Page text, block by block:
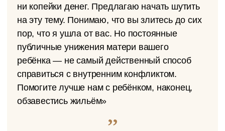
ни копейки денег. Предлагаю начать шутить
на эту тему. Понимаю, что вы злитесь до сих
пор, что я ушла от вас. Но постоянные
публичные унижения матери вашего
ребёнка — не самый действенный способ
справиться с внутренним конфликтом.
Помогите лучше нам с ребёнком, наконец,
обзавестись жильём»